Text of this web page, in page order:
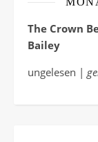
The Crown
Bailey
ungelesen |